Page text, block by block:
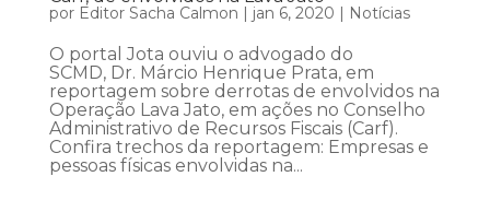
por Editor Sacha Calmon | jan 6, 2020 | Notícias
O portal Jota ouviu o advogado do
SCMD, Dr. Márcio Henrique Prata, em
reportagem sobre derrotas de envolvidos na
Operação Lava Jato, em ações no Conselho
Administrativo de Recursos Fiscais (Carf).
Confira trechos da reportagem: Empresas e
pessoas físicas envolvidas na...